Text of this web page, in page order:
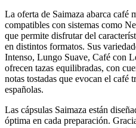
La oferta de Saimaza abarca café
compatibles con sistemas como
que permite disfrutar del
en distintos formatos. Sus
Intenso, Lungo Suave, Café con
ofrecen tazas equilibradas, con
notas tostadas que evocan el café
españolas.
Las cápsulas Saimaza están
óptima en cada preparación.